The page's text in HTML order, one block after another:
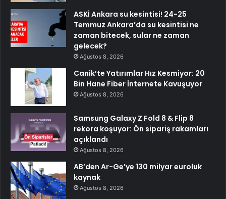
ASKİ Ankara su kesintisi! 24-25
Temmuz Ankara’da su kesintisi ne
zaman bitecek, sular ne zaman
gelecek?
Ağustos 8, 2026
Canik’te Yatırımlar Hız Kesmiyor: 20
Bin Hane Fiber İnternete Kavuşuyor
Ağustos 8, 2026
Samsung Galaxy Z Fold 8 & Flip 8
rekora koşuyor: Ön sipariş rakamları
açıklandı
Ağustos 8, 2026
AB’den Ar-Ge’ye 130 milyar euroluk
kaynak
Ağustos 8, 2026